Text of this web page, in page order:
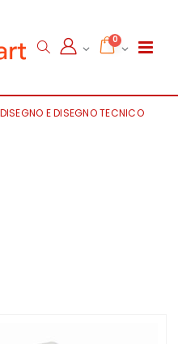
0
E DISEGNO TECNICO